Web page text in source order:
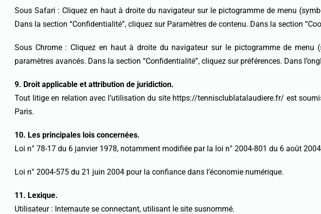
Sous Safari : Cliquez en haut à droite du navigateur sur le pictogramme de menu
Dans la section “Confidentialité”, cliquez sur Paramètres de contenu. Dans la section
Sous Chrome : Cliquez en haut à droite du navigateur sur le pictogramme de menu
paramètres avancés. Dans la section “Confidentialité”, cliquez sur préférences. Dans
9. Droit applicable et attribution de juridiction.
Tout litige en relation avec l’utilisation du site https://tennisclublatalaudiere.fr/ est
Paris.
10. Les principales lois concernées.
Loi n° 78-17 du 6 janvier 1978, notamment modifiée par la loi n° 2004-801 du 6 août
Loi n° 2004-575 du 21 juin 2004 pour la confiance dans l’économie numérique.
11. Lexique.
Utilisateur : Internaute se connectant, utilisant le site susnommé.